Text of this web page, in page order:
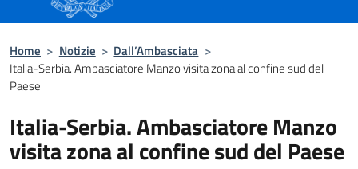
Home > Notizie > Dall’Ambasciata >
Italia-Serbia. Ambasciatore Manzo visita zona al confine sud del
Paese
Italia-Serbia. Ambasciatore Manzo
visita zona al confine sud del Paese